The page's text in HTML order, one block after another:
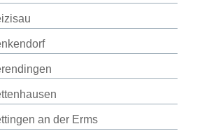
an der Erms